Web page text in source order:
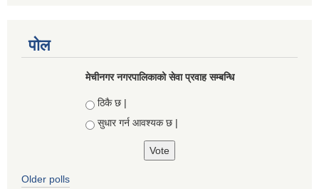
पोल
मेचीनगर नगरपालिकाको सेवा प्रवाह सम्बन्धि
Choices
ठिकै छ |
सुधार गर्न आवश्यक छ |
Older polls